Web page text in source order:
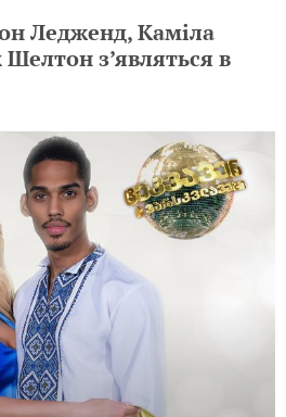
Ледженд, Каміла
з’являться в